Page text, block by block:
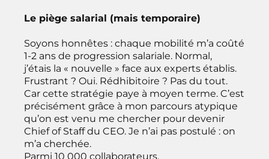
Le piège salarial (mais temporaire)
Soyons honnêtes : chaque mobilité m’a coûté
1-2 ans de progression salariale. Normal,
j’étais la « nouvelle » face aux experts établis.
Frustrant ? Oui. Rédhibitoire ? Pas du tout.
Car cette stratégie paye à moyen terme. C’est
précisément grâce à mon parcours atypique
qu’on est venu me chercher pour devenir
Chief of Staff du CEO. Je n’ai pas postulé : on
m’a cherchée.
Parmi 10 000 collaborateurs.